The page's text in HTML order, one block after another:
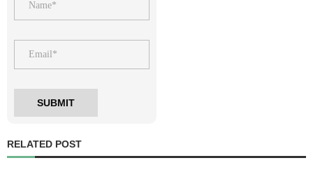
RELATED POST